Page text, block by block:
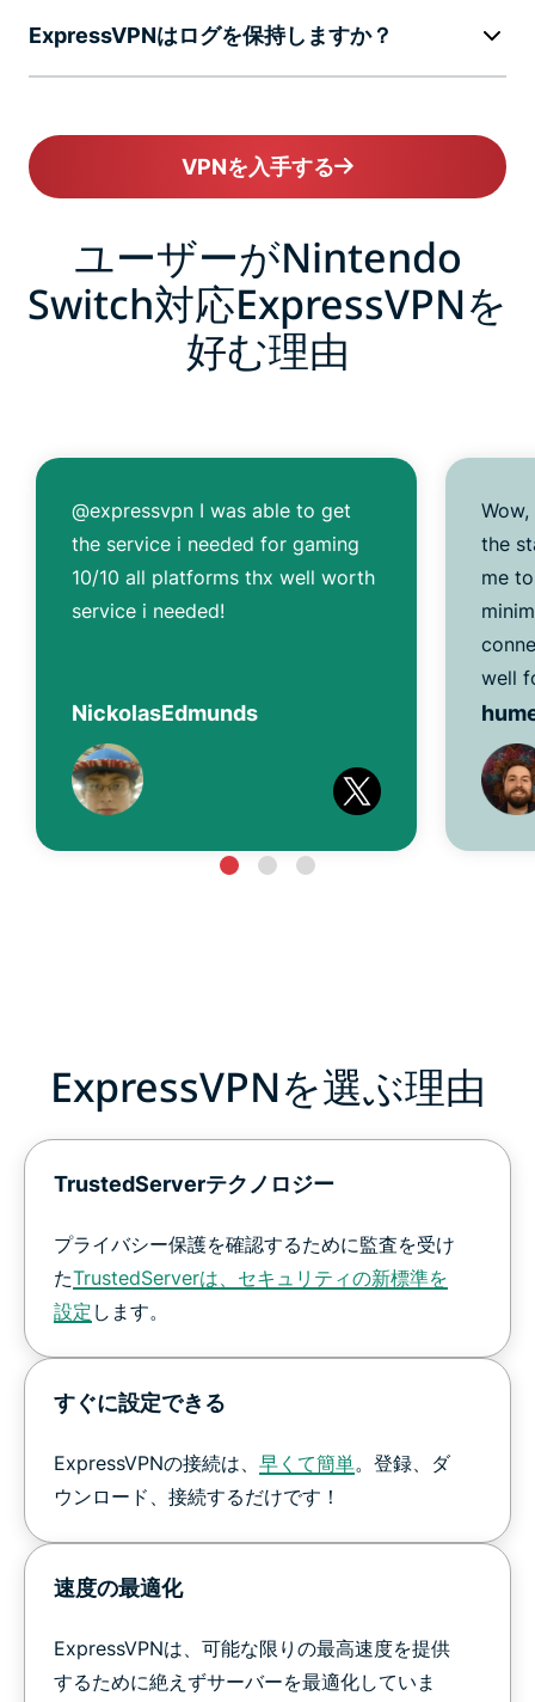
ExpressVPNはログを保持しますか？
VPNを入手する
ユーザーがNintendo
Switch対応ExpressVPNを
好む理由
@expressvpn I was able to get
the service i needed for gaming
10/10 all platforms thx well worth
service i needed!
NickolasEdmunds
the
me
well
ExpressVPNを選ぶ理由
TrustedServerテクノロジー
プライバシー保護を確認するために監査を受け
たTrustedServerは、セキュリティの新標準を
設定 します。
すぐに設定できる
ExpressVPNの接続は、 早くて簡単。登録、ダ
ウンロード、接続するだけです！
速度の最適化
ExpressVPNは、可能な限りの最高速度を提供
するために絶えずサーバーを最適化していま